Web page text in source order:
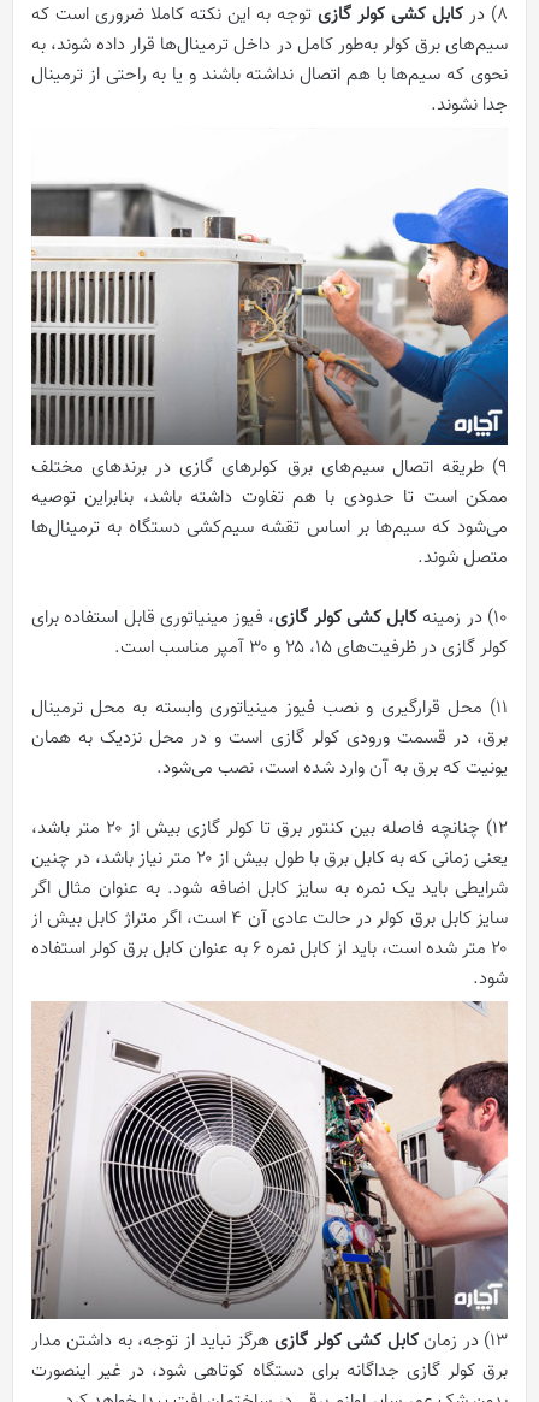
۸) در کابل کشی کولر گازی توجه به این نکته کاملا ضروری است که
سیم‌های برق کولر به‌طور کامل در داخل ترمینال‌ها قرار داده شوند، به
نحوی که سیم‌ها با هم اتصال نداشته باشند و یا به راحتی از ترمینال
جدا نشوند.
۹) طریقه اتصال سیم‌های برق کولرهای گازی در برندهای مختلف
ممکن است تا حدودی با هم تفاوت داشته باشد، بنابراین توصیه
می‌شود که سیم‌ها بر اساس تقشه سیم‌کشی دستگاه به ترمینال‌ها
متصل شوند.
۱۰) در زمینه کابل کشی کولر گازی، فیوز مینیاتوری قابل استفاده برای
کولر گازی در ظرفیت‌های ۱۵، ۲۵ و ۳۰ آمپر مناسب است.
۱۱) محل قرارگیری و نصب فیوز مینیاتوری وابسته به محل ترمینال
برق، در قسمت ورودی کولر گازی است و در محل نزدیک به همان
یونیت که برق به آن وارد شده است، نصب می‌شود.
۱۲) چنانچه فاصله بین کنتور برق تا کولر گازی بیش از ۲۰ متر باشد،
یعنی زمانی که به کابل برق با طول بیش از ۲۰ متر نیاز باشد، در چنین
شرایطی باید یک نمره به سایز کابل اضافه شود. به عنوان مثال اگر
سایز کابل برق کولر در حالت عادی آن ۴ است، اگر متراژ کابل بیش از
۲۰ متر شده است، باید از کابل نمره ۶ به عنوان کابل برق کولر استفاده
شود.
۱۳) در زمان کابل کشی کولر گازیهرگز نباید از توجه، به داشتن مدار
برق کولر گازی جداگانه برای دستگاه کوتاهی شود، در غیر اینصورت